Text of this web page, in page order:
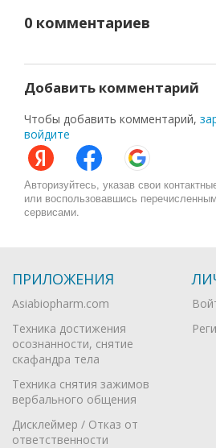
0 комментариев
Добавить комментарий
Чтобы добавить комментарий,
войдите
Авторизуйтесь, указав свои
или воспользовавшись
сервисами.
ПРИЛОЖЕНИЯ
Asiabiopharm.com
Техника достижения
осознанности, снятие
скафандра тела
Техника снятия зажимов
вербального общения
Дисклеймер / Отказ от
ответственности